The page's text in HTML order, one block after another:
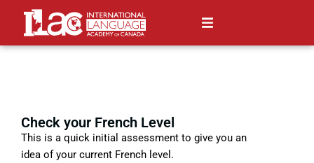
Check your French Level
This is a quick initial assessment to give you an
idea of your current French level.